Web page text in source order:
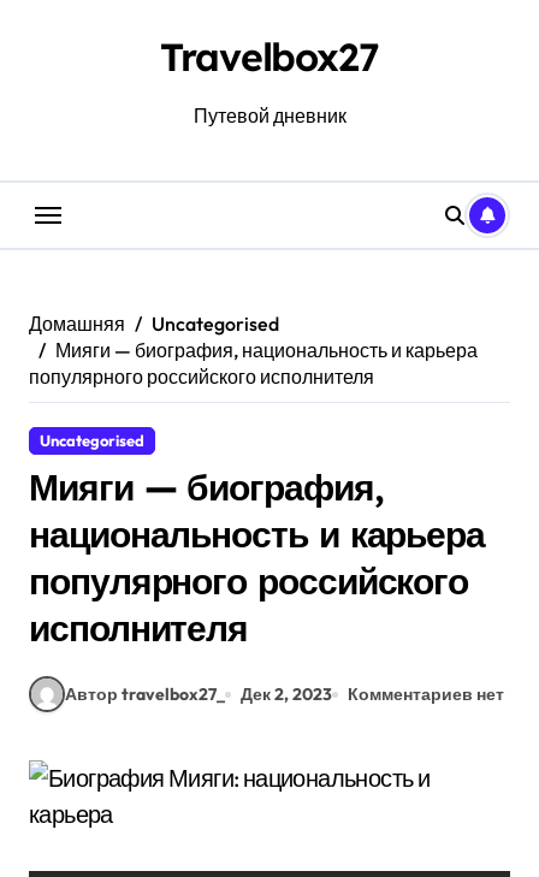
Travelbox27
Путевой дневник
Домашняя
Uncategorised
Мияги — биография, национальность и карьера
популярного российского исполнителя
Uncategorised
Мияги — биография,
национальность и карьера
популярного российского
исполнителя
Автор travelbox27_ Дек 2, 2023 Комментариев нет